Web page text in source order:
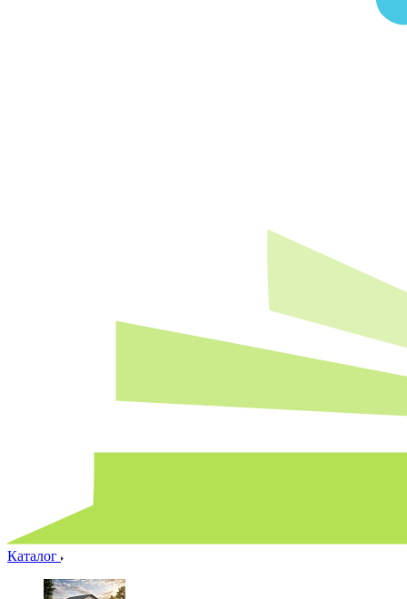
Каталог